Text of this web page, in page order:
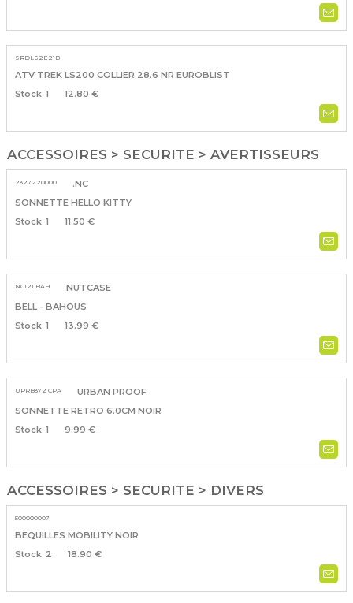
SRDLS2E21B
ATV TREK LS200 COLLIER 28.6 NR EUROBLIST
1
12.80 €
ACCESSOIRES > SECURITE > AVERTISSEURS
2327220000
.NC
SONNETTE HELLO KITTY
1
11.50 €
NC121.BAH
NUTCASE
BELL - BAHOUS
1
13.99 €
UPRB372 CPA
URBAN PROOF
SONNETTE RETRO 6.0CM NOIR
1
9.99 €
ACCESSOIRES > SECURITE > DIVERS
500000007
BEQUILLES MOBILITY NOIR
2
18.90 €